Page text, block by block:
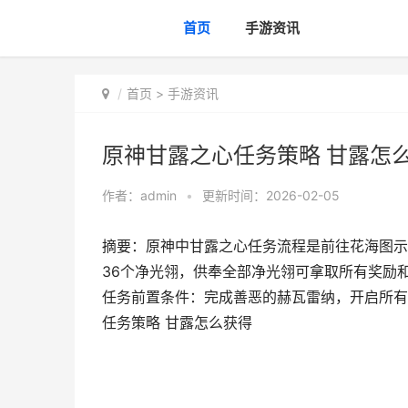
首页 手游资讯
首页 > 手游资讯
原神甘露之心任务策略 甘露怎
作者： admin • 更新时间：2026-02-05
摘要：原神中甘露之心任务流程是前往花海图
36个净光翎，供奉全部净光翎可拿取所有奖励
任务前置条件：完成善恶的赫瓦雷纳，开启所
任务策略 甘露怎么获得